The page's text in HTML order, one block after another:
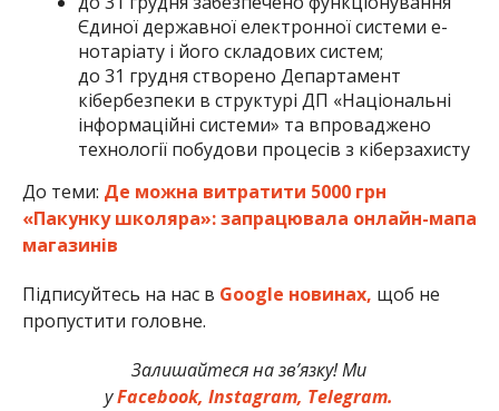
Єдиної державної електронної системи е-
нотаріату і його складових систем;
до 31 грудня створено Департамент
кібербезпеки в структурі ДП «Національні
інформаційні системи» та впроваджено
технології побудови процесів з кіберзахисту
До теми: Де можна витратити 5000 грн
«Пакунку школяра»: запрацювала онлайн-мапа
магазинів
Підписуйтесь на нас в Google новинах, щоб не
пропустити головне.
Залишайтеся на зв’язку! Ми
уFacebook, Instagram, Telegram.